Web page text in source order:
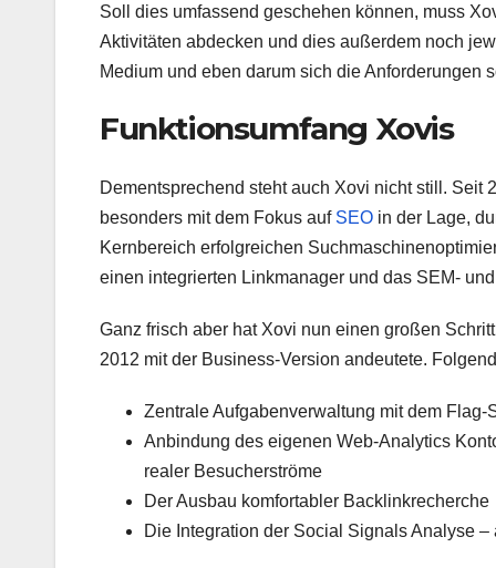
Soll dies umfassend geschehen können, muss
Aktivitäten abdecken und dies außerdem noch
Medium und eben darum sich die Anforderungen
Funktionsumfang Xovis
Dementsprechend steht auch Xovi nicht still. Seit
besonders mit dem Fokus auf SEO in der Lage,
Kernbereich erfolgreichen
einen integrierten Linkmanager und das SEM-
Ganz frisch aber hat Xovi nun einen großen
2012 mit der Business-Version andeutete.
Zentrale Aufgabenverwaltung mit dem Flag-
Anbindung des eigenen Web-Analytics
realer Besucherströme
Der Ausbau komfortabler Backlinkrecherche
Die Integration der Social Signals Analyse –